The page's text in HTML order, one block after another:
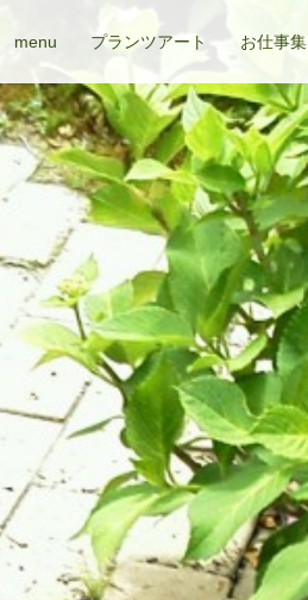
menu プランツアート お仕事集